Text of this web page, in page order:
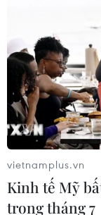
tại khu Tân
06/08/2026 05:57
Khẩn
hiện trường,
vụ cháy chợ
Nâng cao hiệu
vietnamplus.vn
Kinh tế Mỹ
trong tháng 7